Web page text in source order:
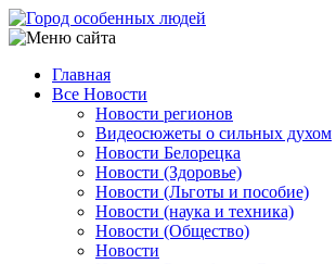
Перейти
к
содержанию
Main
navigation
Главная
Все Новости
Новости регионов
Видеосюжеты о сильных духом
Новости Белорецка
Новости (Здоровье)
Новости (Льготы и пособие)
Новости (наука и техника)
Новости (Общество)
Новости